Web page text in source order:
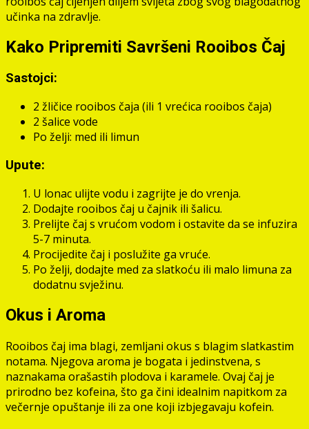
učinka na zdravlje.
Kako Pripremiti Savršeni Rooibos Čaj
Sastojci:
2 žličice rooibos čaja (ili 1 vrećica rooibos čaja)
2 šalice vode
Po želji: med ili limun
Upute:
U lonac ulijte vodu i zagrijte je do vrenja.
Dodajte rooibos čaj u čajnik ili šalicu.
Prelijte čaj s vrućom vodom i ostavite da se infuzira
5-7 minuta.
Procijedite čaj i poslužite ga vruće.
Po želji, dodajte med za slatkoću ili malo limuna za
dodatnu svježinu.
Okus i Aroma
Rooibos čaj ima blagi, zemljani okus s blagim slatkastim
notama. Njegova aroma je bogata i jedinstvena, s
naznakama orašastih plodova i karamele. Ovaj čaj je
prirodno bez kofeina, što ga čini idealnim napitkom za
večernje opuštanje ili za one koji izbjegavaju kofein.